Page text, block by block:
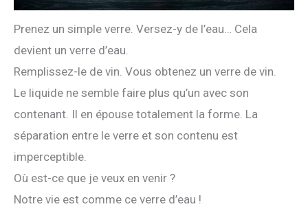
Prenez un simple verre. Versez-y de l’eau… Cela
devient un verre d’eau.
Remplissez-le de vin. Vous obtenez un verre de vin.
Le liquide ne semble faire plus qu’un avec son
contenant. Il en épouse totalement la forme. La
séparation entre le verre et son contenu est
imperceptible.
Où est-ce que je veux en venir ?
Notre vie est comme ce verre d’eau !